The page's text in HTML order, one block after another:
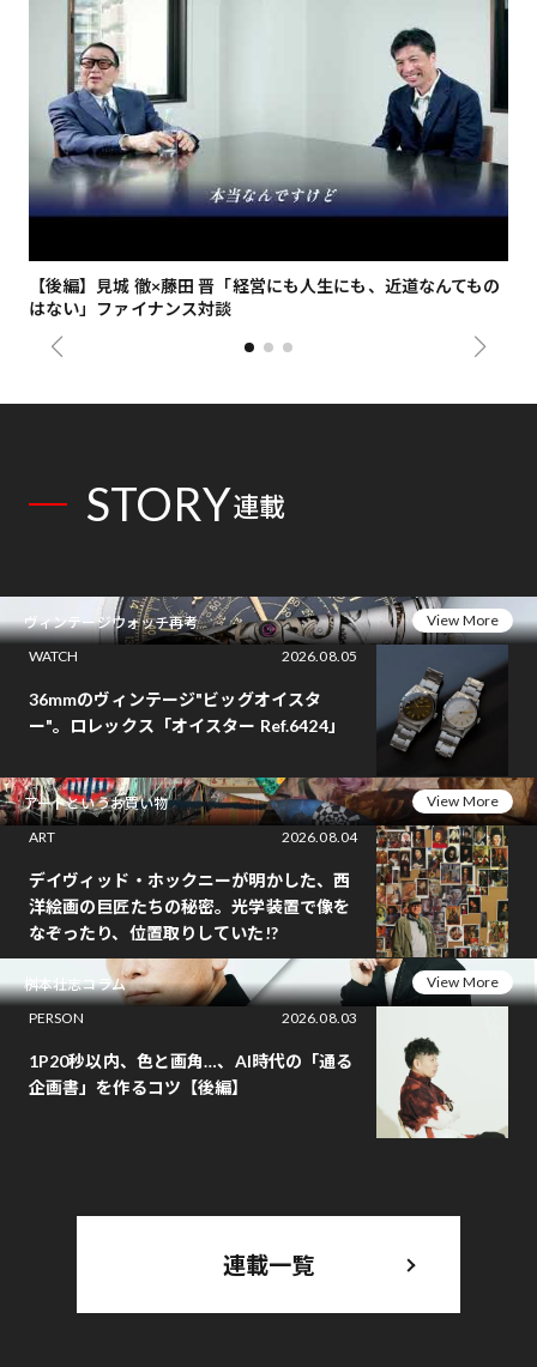
【後編】見城 徹×藤田 晋「経営にも人生にも、近道なんてもの
はない」ファイナンス対談
STORY連載
ヴィンテージウォッチ再考
View More
WATCH
2026.08.05
36mmのヴィンテージ"ビッグオイスタ
ー"。ロレックス「オイスター Ref.6424」
アートというお買い物
View More
ART
2026.08.04
デイヴィッド・ホックニーが明かした、西
洋絵画の巨匠たちの秘密。光学装置で像を
なぞったり、位置取りしていた!?
桝本壮志コラム
View More
PERSON
2026.08.03
1P20秒以内、色と画角…、AI時代の「通る
企画書」を作るコツ【後編】
連載一覧